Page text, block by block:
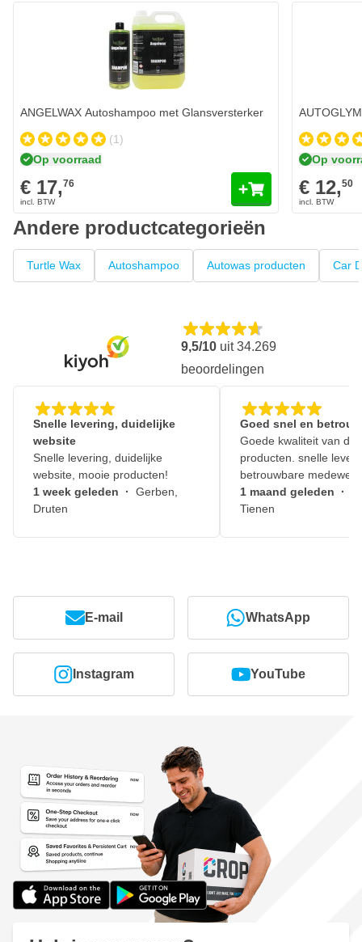
ANGELWAX Autoshampoo met Glansversterker
In mijn winkelwagen
ANGELWAX Autoshampoo met Glansversterker
(1)
Op voorraad
€ 17,76
Op
€ 12,50
Andere productcategorieën
Turtle Wax Autoshampoo Autowas producten Car
9,5/10 uit34.269
beoordelingen
Snelle levering, duidelijke
website
Snelle levering, duidelijke
website, mooie producten!
1 week geleden · Gerben,
Druten
Goed snel en
Goede kwaliteit van de
producten. snelle
betrouwbare
1 maand geleden ·
Tienen
E-mail WhatsApp
Instagram YouTube